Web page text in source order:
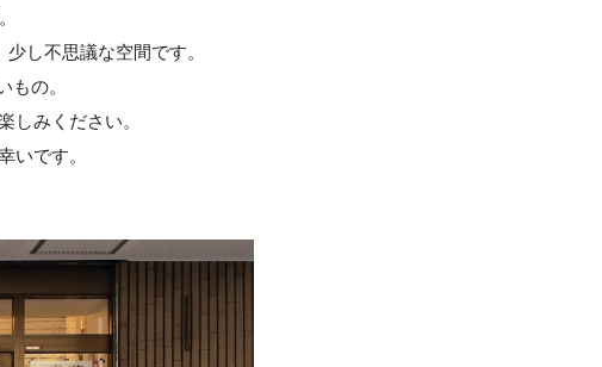
し不思議な空間です。
もの。
しみください。
いです。